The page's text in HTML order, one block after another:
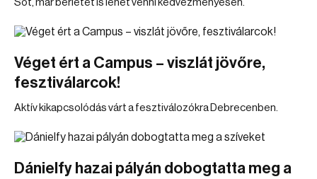
Sőt, már bérletet is lehet venni kedvezményesen.
Véget ért a Campus – viszlát jövőre,
fesztiválarcok!
Aktív kikapcsolódás várt a fesztiválozókra Debrecenben.
Dánielfy hazai pályán dobogtatta meg a